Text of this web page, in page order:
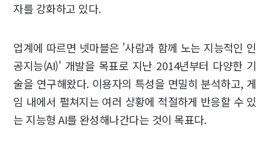
자를 강화하고 있다.
업계에 따르면 넷마블은 '사람과 함께 노는 지능적인 인
공지능(AI)' 개발을 목표로 지난 2014년부터 다양한 기
술을 연구해왔다. 이용자의 특성을 면밀히 분석하고, 게
임 내에서 펼쳐지는 여러 상황에 적절하게 반응할 수 있
는 지능형 AI를 완성해나간다는 것이 목표다.